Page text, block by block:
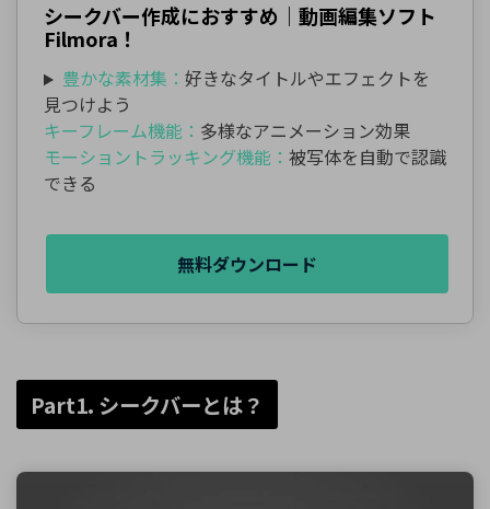
シークバー作成におすすめ｜動画編集ソフト
Filmora！
豊かな素材集： 好きなタイトルやエフェクトを
見つけよう
キーフレーム機能： 多様なアニメーション効果
モーショントラッキング機能： 被写体を自動で認識
できる
無料ダウンロード
Part1. シークバーとは？